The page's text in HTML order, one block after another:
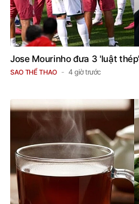
Jose Mourinho đưa 3 'luật
SAO THỂ THAO 4 giờ trước